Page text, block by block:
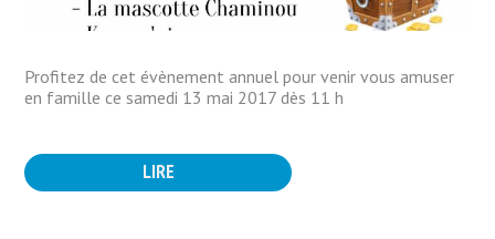
Profitez de cet évènement annuel pour venir vous amuser
en famille ce samedi 13 mai 2017 dès 11 h
LIRE